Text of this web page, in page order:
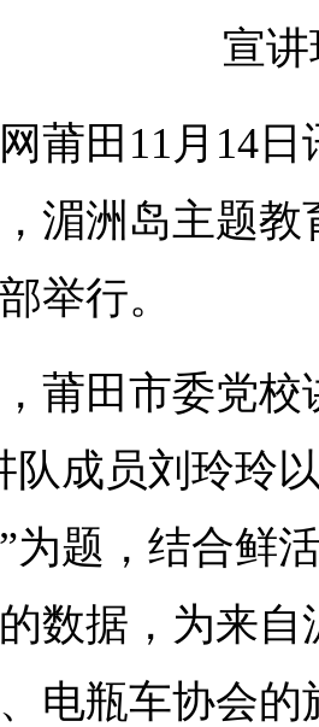
宣
莆田11月14
湄洲岛主题
举行。
莆田市委党
队成员刘玲玲
为题，结合鲜
数据，为来
电瓶车协会